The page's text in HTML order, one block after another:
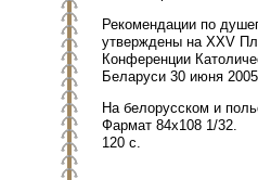
Рекомендации по
утверждены на XXV
Конференции
Беларуси 30 июня 2005
На белорусском и
Фармат 84х108 1/32.
120 с.